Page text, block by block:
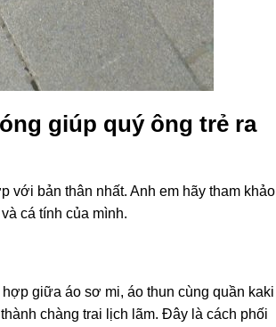
giúp quý ông trẻ ra
với bản thân nhất. Anh em hãy tham khảo
cá tính của mình.
giữa áo sơ mi, áo thun cùng quần kaki
chàng trai lịch lãm. Đây là cách phối